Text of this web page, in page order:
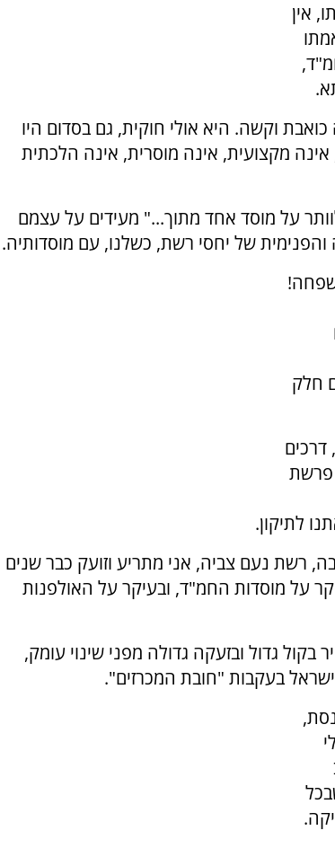
אין
וקשה. היא אולי חוקית, גם בסדום היו
מקצועית, אינה מוסרית, אינה הלכתית
על מוסד אחד מתוך..." מעידים על עצמם
של יחסי רשת, כשלנו, עם מוסדותיה.
חלק
דרכים
פרשת
לתיקון.
רשת נֹעם צביה, אני מתריע וזועק כבר שנים
על מוסדות החמ"ד, ובעיקר על האולפנות
גדול ובזעקה גדולה מפני שינוי עומק,
בעקבות "חובת המכרזים".